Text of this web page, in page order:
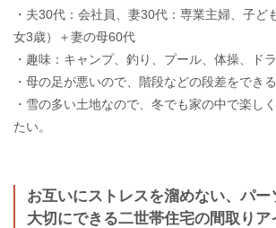
・夫30代：会社員、妻30代：専業主婦、子ど
女3歳）＋妻の母60代
・趣味：キャンプ、釣り、プール、体操、ド
・母の足が悪いので、階段などの段差をでき
・雪の多い土地なので、冬でも家の中で楽し
たい。
お互いにストレスを溜めない、パー
大切にできる二世帯住宅の間取りア